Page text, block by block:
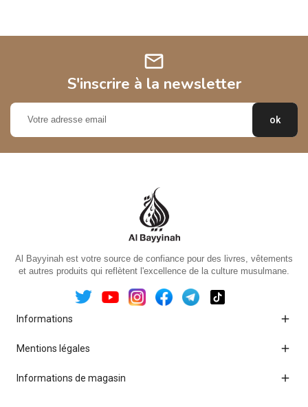
mail
S'inscrire à la newsletter
Al Bayyinah est votre source de confiance pour des livres, vêtements
et autres produits qui reflètent l'excellence de la culture musulmane.
Informations 
Mentions légales 
Informations de magasin 